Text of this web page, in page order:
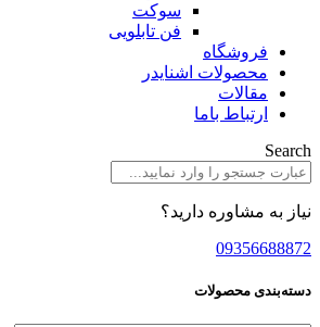
سوکت
فن تابلویی
فروشگاه
محصولات اشنایدر
مقالات
ارتباط باما
Search
نیاز به مشاوره دارید؟
09356688872
دسته‌بندی محصولات